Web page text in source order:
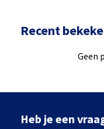
Recent
Geen
Heb je een